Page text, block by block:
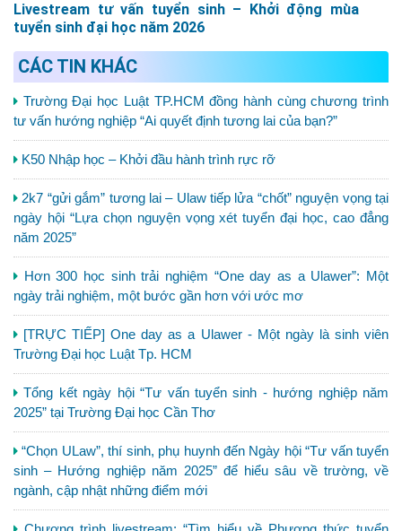
Livestream tư vấn tuyển sinh – Khởi động mùa
tuyển sinh đại học năm 2026
CÁC TIN KHÁC
Trường Đại học Luật TP.HCM đồng hành cùng chương trình
tư vấn hướng nghiệp “Ai quyết định tương lai của bạn?”
K50 Nhập học – Khởi đầu hành trình rực rỡ
2k7 “gửi gắm” tương lai – Ulaw tiếp lửa “chốt” nguyện vọng tại
ngày hội “Lựa chọn nguyện vọng xét tuyển đại học, cao đẳng
năm 2025”
Hơn 300 học sinh trải nghiệm “One day as a Ulawer”: Một
ngày trải nghiệm, một bước gần hơn với ước mơ
[TRỰC TIẾP] One day as a Ulawer - Một ngày là sinh viên
Trường Đại học Luật Tp. HCM
Tổng kết ngày hội “Tư vấn tuyển sinh - hướng nghiệp năm
2025” tại Trường Đại học Cần Thơ
“Chọn ULaw”, thí sinh, phụ huynh đến Ngày hội “Tư vấn tuyển
sinh – Hướng nghiệp năm 2025” để hiểu sâu về trường, về
ngành, cập nhật những điểm mới